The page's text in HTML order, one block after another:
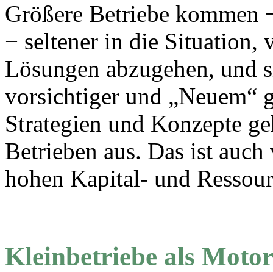
Größere Betriebe kommen
− seltener in die Situation,
Lösungen abzugehen, und
vorsichtiger und „Neuem“
Strategien und Konzepte
Betrieben aus. Das ist
hohen Kapital- und
Kleinbetriebe als